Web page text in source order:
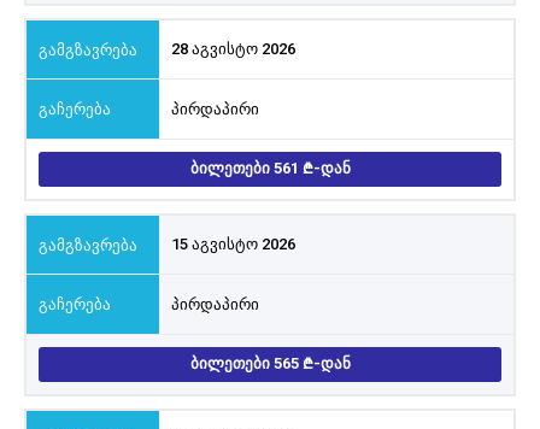
28 აგვისტო 2026
პირდაპირი
ᲑᲘᲚᲔᲗᲔᲑᲘ 561 -ᲓᲐᲜ
15 აგვისტო 2026
პირდაპირი
ᲑᲘᲚᲔᲗᲔᲑᲘ 565 -ᲓᲐᲜ